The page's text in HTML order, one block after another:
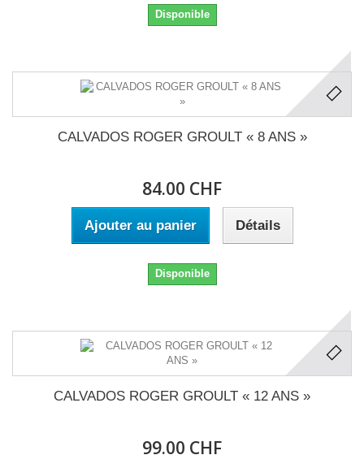
Disponible
CALVADOS ROGER GROULT « 8 ANS »
84.00 CHF
Ajouter au panier Détails
Disponible
CALVADOS ROGER GROULT « 12 ANS »
99.00 CHF